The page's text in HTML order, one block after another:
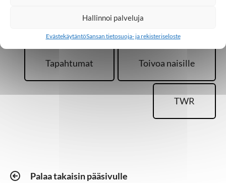
Hallinnoi palveluja
EvästekäytäntöSansan tietosuoja- ja rekisteriseloste
Joulu
Tapahtumat Toivoa naisille
TWR
Palaa takaisin pääsivulle